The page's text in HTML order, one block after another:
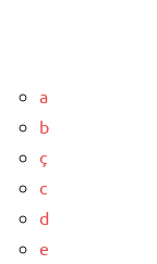
a
b
ç
c
d
e